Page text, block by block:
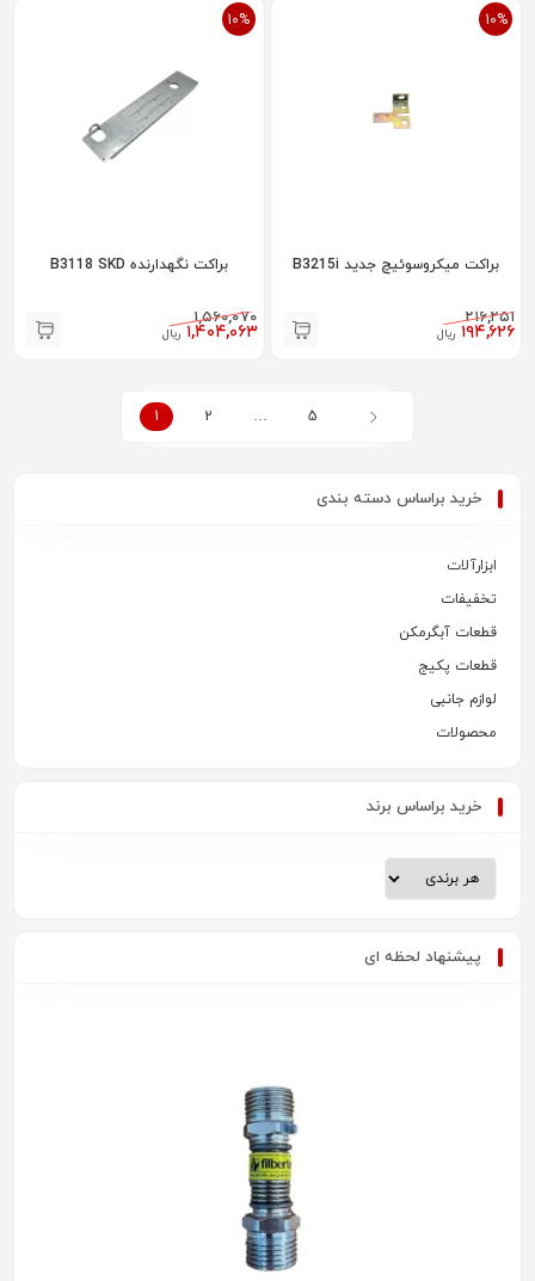
10%
براکت میکروسوئیچ جدید B3215i
۲۱۶,۲۵۱
۱۹۴,۶۲۶ ریال
10%
براکت نگهدارنده B3118 SKD
۱,۵۶۰,۰۷۰
۱,۴۰۴,۰۶۳ ریال
1 2 … 5
خرید براساس دسته بندی
ابزارآلات
تخفیفات
قطعات آبگرمکن
قطعات پکیج
لوازم جانبی
محصولات
خرید براساس برند
پیشنهاد لحظه ای